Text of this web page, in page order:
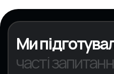
Ми
часті